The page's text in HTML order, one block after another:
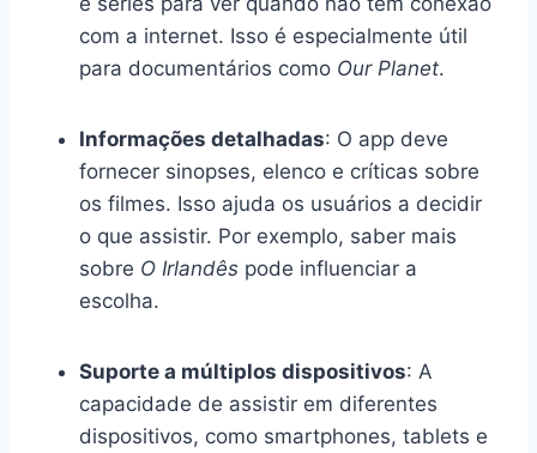
com a internet. Isso é especialmente útil
para documentários como Our Planet.
Informações detalhadas: O app deve
fornecer sinopses, elenco e críticas sobre
os filmes. Isso ajuda os usuários a decidir
o que assistir. Por exemplo, saber mais
sobre O Irlandês pode influenciar a
escolha.
Suporte a múltiplos dispositivos: A
capacidade de assistir em diferentes
dispositivos, como smartphones, tablets e